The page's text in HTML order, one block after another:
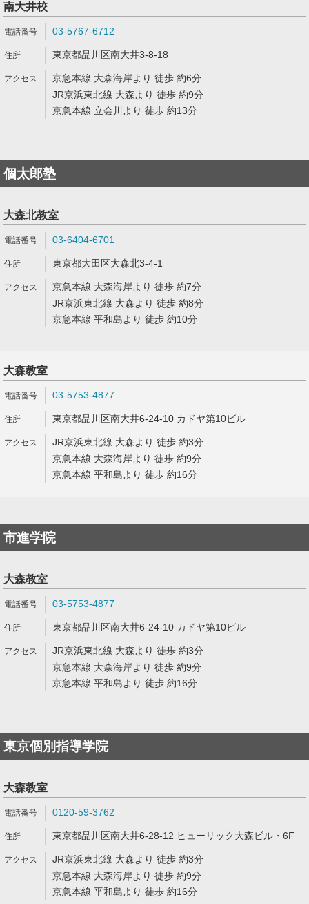
南大井校
03-5767-6712
東京都品川区南大井3-8-18
京急本線 大森海岸より 徒歩 約6分
JR京浜東北線 大森より 徒歩 約9分
京急本線 立会川より 徒歩 約13分
個太郎塾
大森北教室
03-6404-6701
東京都大田区大森北3-4-1
京急本線 大森海岸より 徒歩 約7分
JR京浜東北線 大森より 徒歩 約8分
京急本線 平和島より 徒歩 約10分
大森教室
03-5753-4877
東京都品川区南大井6-24-10 カドヤ第10ビル
JR京浜東北線 大森より 徒歩 約3分
京急本線 大森海岸より 徒歩 約9分
京急本線 平和島より 徒歩 約16分
市進学院
大森教室
03-5753-4877
東京都品川区南大井6-24-10 カドヤ第10ビル
JR京浜東北線 大森より 徒歩 約3分
京急本線 大森海岸より 徒歩 約9分
京急本線 平和島より 徒歩 約16分
東京個別指導学院
大森教室
0120-59-3762
東京都品川区南大井6-28-12 ヒューリック大森ビル・6F
JR京浜東北線 大森より 徒歩 約3分
京急本線 大森海岸より 徒歩 約9分
京急本線 平和島より 徒歩 約16分